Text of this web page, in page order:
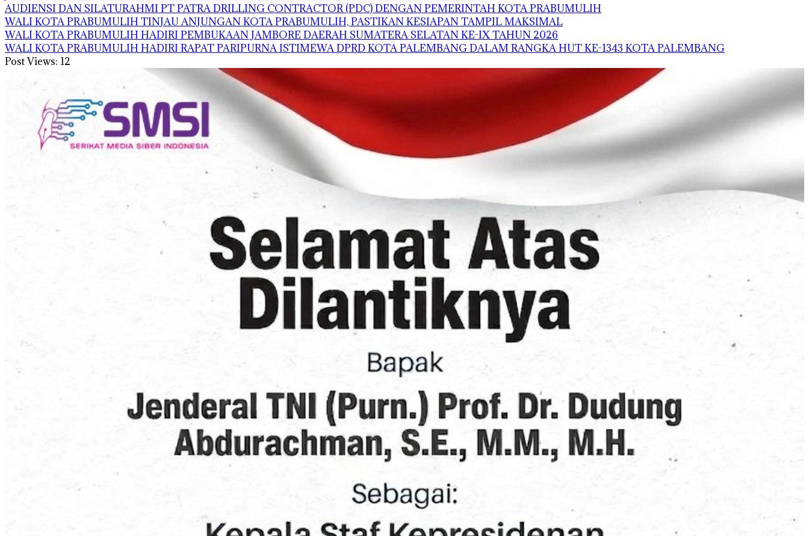
AUDIENSI DAN SILATURAHMI PT PATRA DRILLING CONTRACTOR (PDC) DENGAN PEMERINTAH KOTA PRABUMULIH
WALI KOTA PRABUMULIH TINJAU ANJUNGAN KOTA PRABUMULIH, PASTIKAN KESIAPAN TAMPIL MAKSIMAL
WALI KOTA PRABUMULIH HADIRI PEMBUKAAN JAMBORE DAERAH SUMATERA SELATAN KE-IX TAHUN 2026
WALI KOTA PRABUMULIH HADIRI RAPAT PARIPURNA ISTIMEWA DPRD KOTA PALEMBANG DALAM RANGKA HUT KE-1343 KOTA PALEMBANG
Post Views: 12